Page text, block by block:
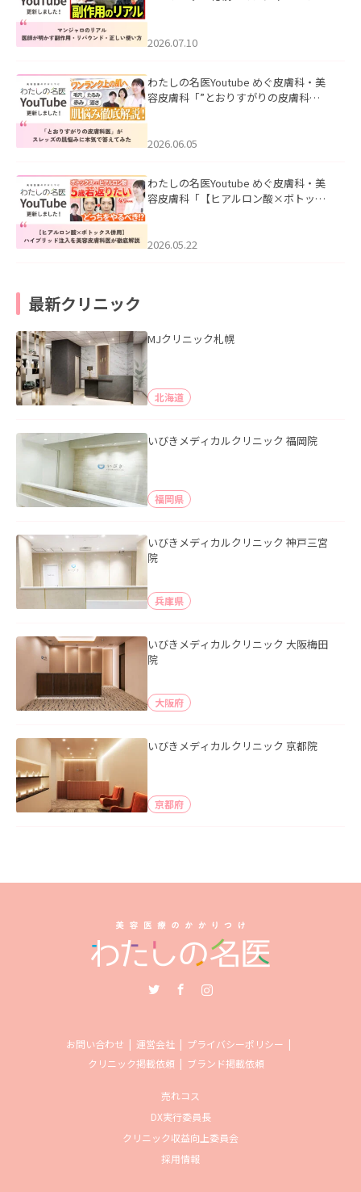
た。
2026.07.10
わたしの名医Youtube めぐ皮膚科・美
容皮膚科「”とおりすがりの皮膚科
2026.06.05
わたしの名医Youtube めぐ皮膚科・美
容皮膚科「【ヒアルロン酸×ボトック
た。
2026.05.22
最新クリニック
MJクリニック札幌
北海道
いびきメディカルクリニック 福岡院
福岡県
いびきメディカルクリニック 神戸三宮
院
兵庫県
いびきメディカルクリニック 大阪梅田
院
大阪府
いびきメディカルクリニック 京都院
京都府
お問い合わせ 運営会社
プライバシーポリシー
クリニック掲載依頼
ブランド掲載依頼
売れコス
DX実行委員長
クリニック収益向上委員会
採用情報